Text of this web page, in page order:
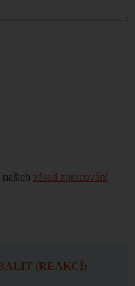
zásad zpracování
(REAKCÍ: